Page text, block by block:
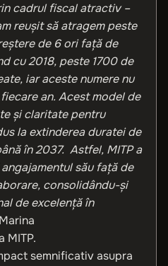
cadrul fiscal atractiv –
reușit să atragem peste
de 6 ori față de
cu 2018, peste 1700 de
iar aceste numere nu
an. Acest model de
și claritate pentru
la extinderea duratei de
în 2037. Astfel, MITP a
său față de
consolidându-și
de excelență în
MITP.
semnificativ asupra